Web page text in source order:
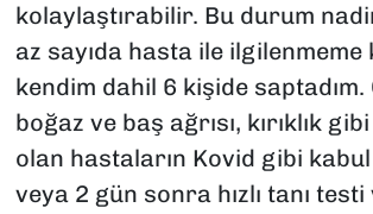
kolaylaştırabilir. Bu durum
az sayıda hasta ile ilgilenmeme
kendim dahil 6 kişide
boğaz ve baş ağrısı, kırıklık
olan hastaların Kovid gibi
veya 2 gün sonra hızlı tanı testi